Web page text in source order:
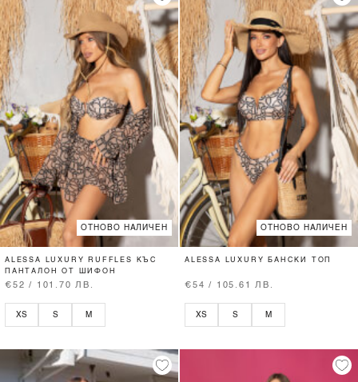
ОТНОВО НАЛИЧЕН
ALESSA LUXURY RUFFLES КЪС
ПАНТАЛОН ОТ ШИФОН
€52 / 101.70 ЛВ.
XS S M
ОТНОВО НАЛИЧЕН
ALESSA LUXURY БАНСКИ ТОП
€54 / 105.61 ЛВ.
XS S M